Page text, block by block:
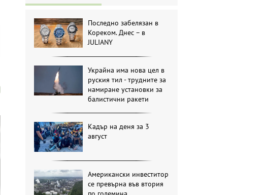
Последно забелязан в
Кореком. Днес – в
JULIANY
Украйна има нова цел в
руския тил - трудните за
намиране установки за
балистични ракети
Кадър на деня за 3
август
Американски инвеститор
се превърна във втория